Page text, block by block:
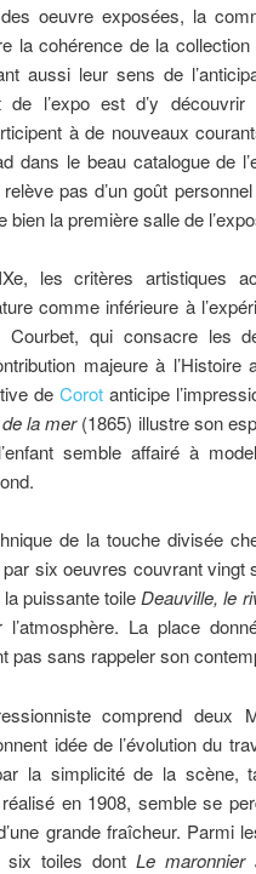
oeuvre exposées, la
la cohérence de la
aussi leur sens de
de l’expo est d’y
à de nouveaux
dans le beau catalogue de
pas d’un goût
bien la première salle de
les critères artistiques
comme inférieure à
Courbet, qui consacre les
majeure à
de Corotanticipe
la mer(1865) illustre son
semble affairé à
de la touche divisée
six oeuvres couvrant vingt
la puissante toileDeauville, le
La place
pas sans rappeler son
comprend
idée de l’évolution du
la simplicité de la scène,
réalisé en 1908, semble se
grande fraîcheur. Parmi
six toiles dont Le